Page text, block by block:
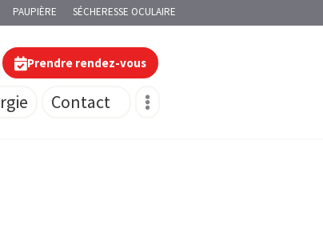
PAUPIÈRE SÉCHERESSE OCULAIRE
Prendre rendez-vous
Contact